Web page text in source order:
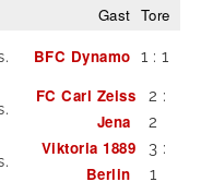
Gast Tore
BFC Dynamo 1 : 1
FC Carl Zeiss
Jena
2 :
2
Viktoria 1889
Berlin
3 :
1